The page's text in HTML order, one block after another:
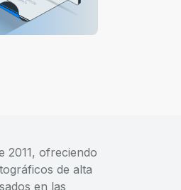
2011, ofreciendo
de alta
en las